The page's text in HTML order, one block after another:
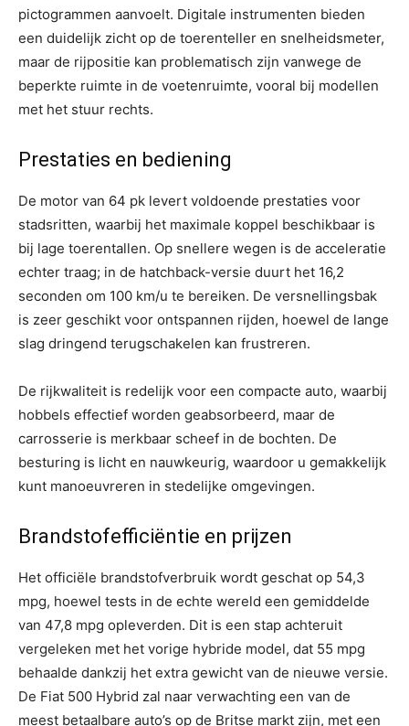
pictogrammen aanvoelt. Digitale instrumenten bieden
een duidelijk zicht op de toerenteller en snelheidsmeter,
maar de rijpositie kan problematisch zijn vanwege de
beperkte ruimte in de voetenruimte, vooral bij modellen
met het stuur rechts.
Prestaties en bediening
De motor van 64 pk levert voldoende prestaties voor
stadsritten, waarbij het maximale koppel beschikbaar is
bij lage toerentallen. Op snellere wegen is de acceleratie
echter traag; in de hatchback-versie duurt het 16,2
seconden om 100 km/u te bereiken. De versnellingsbak
is zeer geschikt voor ontspannen rijden, hoewel de lange
slag dringend terugschakelen kan frustreren.
De rijkwaliteit is redelijk voor een compacte auto, waarbij
hobbels effectief worden geabsorbeerd, maar de
carrosserie is merkbaar scheef in de bochten. De
besturing is licht en nauwkeurig, waardoor u gemakkelijk
kunt manoeuvreren in stedelijke omgevingen.
Brandstofefficiëntie en prijzen
Het officiële brandstofverbruik wordt geschat op 54,3
mpg, hoewel tests in de echte wereld een gemiddelde
van 47,8 mpg opleverden. Dit is een stap achteruit
vergeleken met het vorige hybride model, dat 55 mpg
behaalde dankzij het extra gewicht van de nieuwe versie.
De Fiat 500 Hybrid zal naar verwachting een van de
meest betaalbare auto’s op de Britse markt zijn, met een